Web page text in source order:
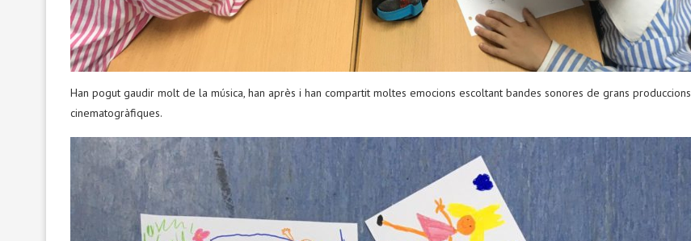
Han pogut gaudir molt de la música, han après i han compartit moltes emocions escoltant bandes sonores de grans produccions
cinematogràfiques.